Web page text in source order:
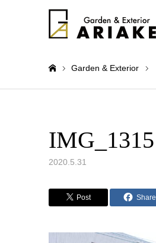
お知らせ
Garden & Exterior
IMG_1315
2020.5.31
Post Share